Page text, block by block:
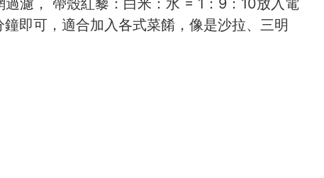
即可，適合加入各式菜餚，像是沙拉、三明